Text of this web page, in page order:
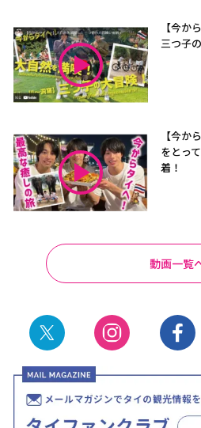
【今か
三つ子
【今か
をとっ
着！
動画一覧